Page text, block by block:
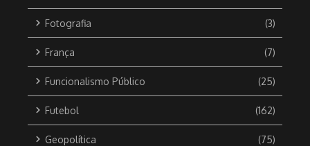
Fotografia (3)
França (7)
Funcionalismo Público (25)
Futebol (162)
Geopolítica (75)